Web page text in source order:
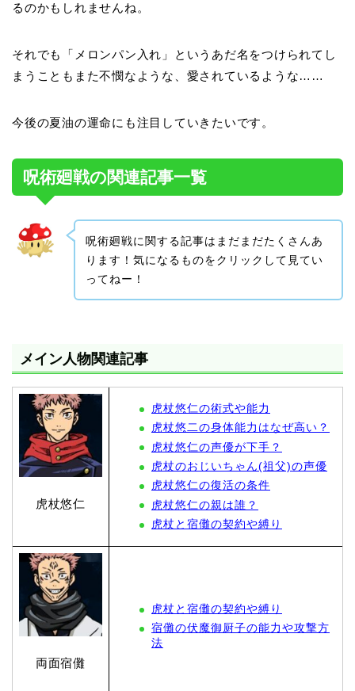
るのかもしれませんね。
それでも「メロンパン入れ」というあだ名をつけられてし
まうこともまた不憫なような、愛されているような……
今後の夏油の運命にも注目していきたいです。
呪術廻戦の関連記事一覧
呪術廻戦に関する記事はまだまだたくさんあ
ります！気になるものをクリックして見てい
ってねー！
メイン人物関連記事
虎杖悠仁
虎杖悠仁の術式や能力
虎杖悠二の身体能力はなぜ高い？
虎杖悠仁の声優が下手？
虎杖のおじいちゃん(祖父)の声優
虎杖悠仁の復活の条件
虎杖悠仁の親は誰？
虎杖と宿儺の契約や縛り
両面宿儺
虎杖と宿儺の契約や縛り
宿儺の伏魔御厨子の能力や攻撃方
法